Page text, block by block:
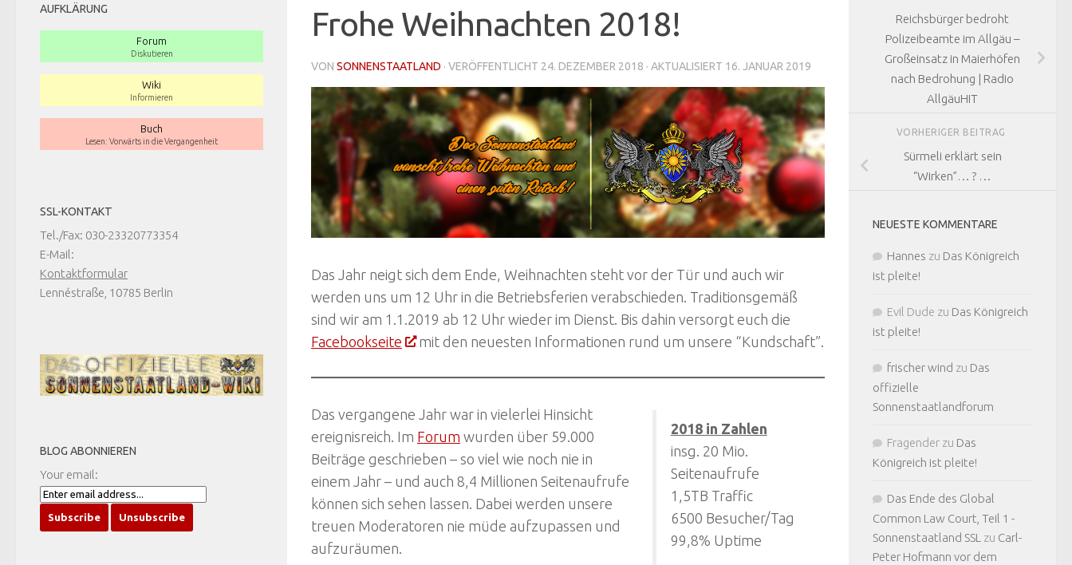
Frohe Weihnachten 2018!
VON SONNENSTAATLAND · VERÖFFENTLICHT 24. DEZEMBER 2018 · AKTUALISIERT 16. JANUAR 2019
Das Jahr neigt sich dem Ende, Weihnachten steht vor der Tür und auch wir
werden uns um 12 Uhr in die Betriebsferien verabschieden. Traditionsgemäß
sind wir am 1.1.2019 ab 12 Uhr wieder im Dienst. Bis dahin versorgt euch die
Facebookseite
mit den neuesten Informationen rund um unsere “Kundschaft”.
2018 in Zahlen
insg. 20 Mio.
Seitenaufrufe
1,5TB Traffic
6500 Besucher/Tag
99,8% Uptime
Das vergangene Jahr war in vielerlei Hinsicht
ereignisreich. Im Forum wurden über 59.000
Beiträge geschrieben – so viel wie noch nie in
einem Jahr – und auch 8,4 Millionen Seitenaufrufe
können sich sehen lassen. Dabei werden unsere
treuen Moderatoren nie müde aufzupassen und
aufzuräumen.
AUFKLÄRUNG
Forum
Diskutieren
Wiki
Informieren
Buch
Lesen: Vorwärts in die Vergangenheit
SSL-KONTAKT
Tel./Fax: 030-23320773354
E-Mail:
Kontaktformular
Lennéstraße, 10785 Berlin
BLOG ABONNIEREN
Your email:
Reichsbürger bedroht
Polizeibeamte im Allgäu –
Großeinsatz in Maierhöfen
nach Bedrohung | Radio
AllgäuHIT
VORHERIGER BEITRAG
Sürmeli erklärt sein
“Wirken”… ? …
NEUESTE KOMMENTARE
Hannes zu Das Königreich
ist pleite!
Evil Dude zu Das Königreich
ist pleite!
frischer wind zu Das
offizielle
Sonnenstaatlandforum
Fragender zu Das
Königreich ist pleite!
Das Ende des Global
Common Law Court, Teil 1 -
Sonnenstaatland SSL zu Carl-
Peter Hofmann vor dem